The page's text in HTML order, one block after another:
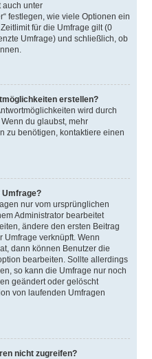
auch unter
festlegen, wie viele Optionen ein
für die Umfrage gilt (0
Umfrage) und schließlich, ob
erstellen?
wird durch
du glaubst, mehr
zu benötigen, kontaktiere einen
Umfrage?
nur vom ursprünglichen
Administrator bearbeitet
ändere den ersten Beitrag
Umfrage verknüpft. Wenn
dann können Benutzer die
bearbeiten. Sollte allerdings
so kann die Umfrage nur noch
geändert oder gelöscht
von laufenden Umfragen
nicht zugreifen?